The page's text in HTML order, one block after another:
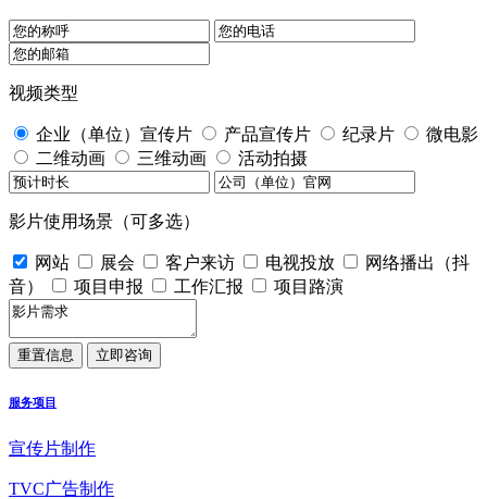
视频类型
企业（单位）宣传片 产品宣传片 纪录片
微电影
二维动画
三维动画 活动拍摄
影片使用场景（可多选）
网站 展会 客户来访 电视投放
网络播出（抖
音）
项目申报 工作汇报 项目路演
服务项目
宣传片制作
TVC广告制作